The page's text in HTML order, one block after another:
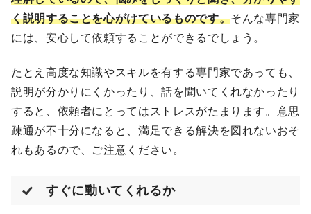
く説明することを心がけているものです。そんな専門家
には、安心して依頼することができるでしょう。
たとえ高度な知識やスキルを有する専門家であっても、
説明が分かりにくかったり、話を聞いてくれなかったり
すると、依頼者にとってはストレスがたまります。意思
疎通が不十分になると、満足できる解決を図れないおそ
れもあるので、ご注意ください。
すぐに動いてくれるか